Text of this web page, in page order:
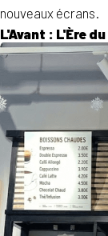
nouveaux écrans.
L'Avant : L'Ère